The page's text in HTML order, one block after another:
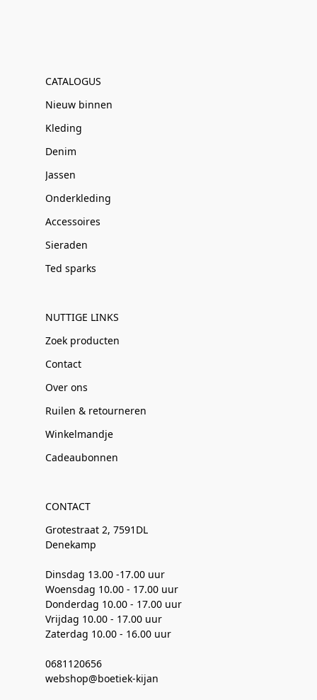
CATALOGUS
Nieuw binnen
Kleding
Denim
Jassen
Onderkleding
Accessoires
Sieraden
Ted sparks
NUTTIGE LINKS
Zoek producten
Contact
Over ons
Ruilen & retourneren
Winkelmandje
Cadeaubonnen
CONTACT
Grotestraat 2, 7591DL
Denekamp
Dinsdag 13.00 -17.00 uur
Woensdag 10.00 - 17.00 uur
Donderdag 10.00 - 17.00 uur
Vrijdag 10.00 - 17.00 uur
Zaterdag 10.00 - 16.00 uur
0681120656
webshop@boetiek-kijan